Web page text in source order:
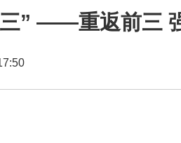
” ——重返前三